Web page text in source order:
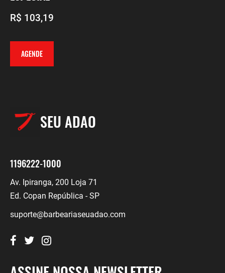
R$ 103,19
AGENDE
SEU ADAO
1196222-1000
Av. Ipiranga, 200 Loja 71
Ed. Copan República - SP
suporte@barbeariaseuadao.com